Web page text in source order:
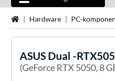
StartsideHardware PC-
ASUS Dual -
(GeForce RTX 5050, 8